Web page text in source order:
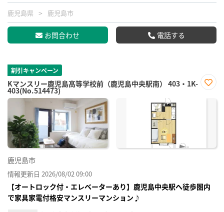
鹿児島県 鹿児島市
お問合わせ 電話する
割引キャンペーン
Kマンスリー鹿児島高等学校前（鹿児島中央駅南） 403・1K-
403(No.514473)
に入
鹿児島市
情報更新日 2026/08/02 09:00
【オートロック付・エレベーターあり】鹿児島中央駅へ徒歩圏内
で家具家電付格安マンスリーマンション♪